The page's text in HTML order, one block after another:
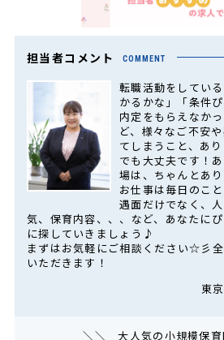
担当者コメント COMMENT
転職活動をしてい
かるかな」「条件
内定をもらえなか
ど、様々なご不安
てしまうこと、あり
でも大丈夫です！
場は、ちゃんとあり
お仕事は毎日のこ
遇面だけでなく、
気、保育内容、、、など、あなたに
に探していきましょう♪
まずはお気軽にご相談ください☆彡
いただきます！
東
＼＼ 大人気の小規模保